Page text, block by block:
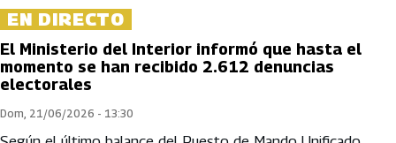
EN DIRECTO
El Ministerio del Interior informó que hasta el
momento se han recibido 2.612 denuncias
electorales
Dom, 21/06/2026 - 13:30